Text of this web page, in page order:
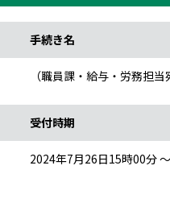
手続き名
（職員課・給与・労務担
受付時期
2024年7月26日15時00分 ～